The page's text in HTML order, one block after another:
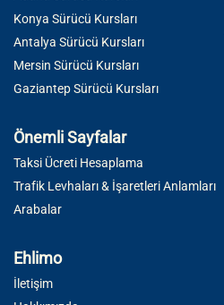
Konya Sürücü Kursları
Antalya Sürücü Kursları
Mersin Sürücü Kursları
Gaziantep Sürücü Kursları
Önemli Sayfalar
Taksi Ücreti Hesaplama
Trafik Levhaları & İşaretleri Anlamları
Arabalar
Ehlimo
İletişim